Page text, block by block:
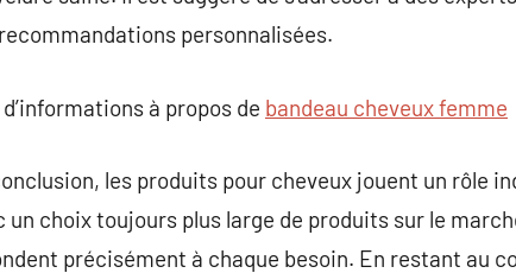
personnalisées.
d’informations à propos de bandeau cheveux femme
les produits pour cheveux jouent un rôle
un choix toujours plus large de produits sur le
précisément à chaque besoin. En restant au